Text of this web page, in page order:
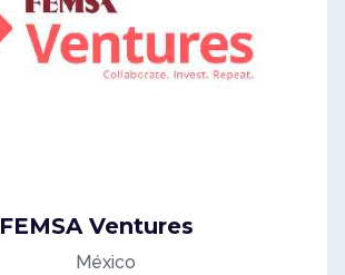
FEMSA Ventures
México